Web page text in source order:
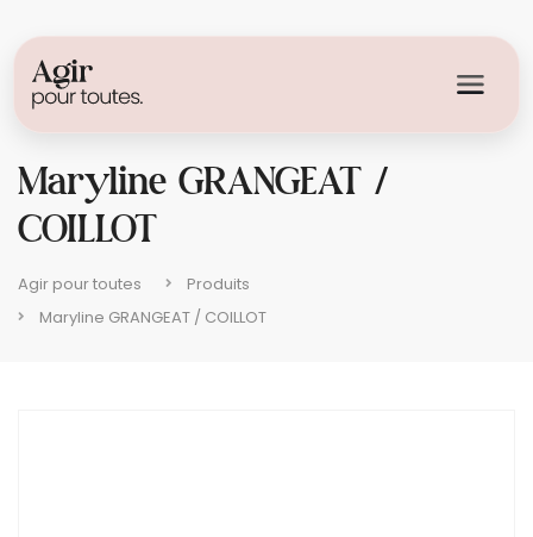
Maryline GRANGEAT /
COILLOT
Agir pour toutes
Produits
Maryline GRANGEAT / COILLOT